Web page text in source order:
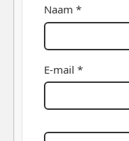
Naam *
E-mail *